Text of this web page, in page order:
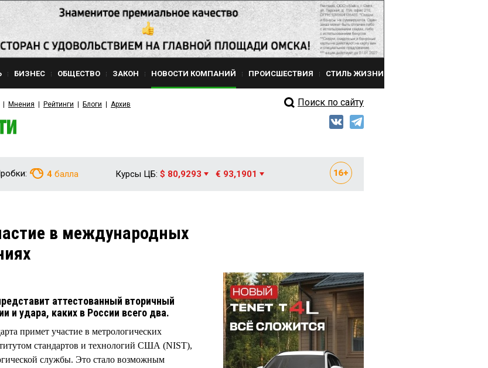
БИЗНЕС ОБЩЕСТВО ЗАКОН НОВОСТИ КОМПАНИЙ ПРОИСШЕСТВИЯ СТИЛЬ ЖИЗНИ
Мнения Рейтинги Блоги Архив Поиск по сайту
4 балла Курсы ЦБ: $ 80,9293 € 93,1901
в международных
аттестованный вторичный
и удара, каких в России всего два.
примет участие в метрологических
стандартов и технологий США (NIST),
службы. Это стало возможным